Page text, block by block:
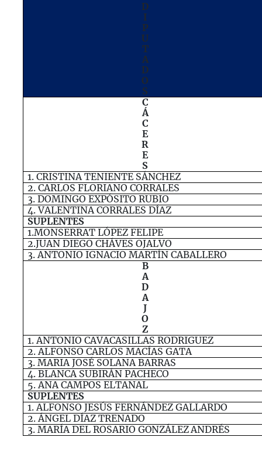
D
I
P
U
T
A
D
O
S
C
Á
C
E
R
E
S
1. CRISTINATENIENTE SÁNCHEZ
2. CARLOS FLORIANO CORRALES
3. DOMINGO EXPÓSITO RUBIO
4. VALENTINACORRALES DÍAZ
SUPLENTES
1.MONSERRAT LÓPEZ FELIPE
2.JUAN DIEGO CHÁVES OJALVO
3. ANTONIO IGNACIO MARTÍN CABALLERO
B
A
D
A
J
O
Z
1. ANTONIO CAVACASILLAS RODRIGUEZ
2. ALFONSO CARLOS MACÍAS GATA
3. MARIAJOSÉ SOLANA BARRAS
4. BLANCA SUBIRÁN PACHECO
5. ANACAMPOS ELTANAL
SUPLENTES
1. ALFONSO JESÚS FERNÁNDEZ GALLARDO
2.ÁNGEL DÍAZ TRENADO
3. MARÍADEL ROSARIO GONZÁLEZANDRÉS